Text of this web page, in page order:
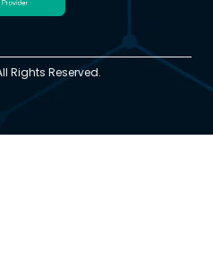
Rights Reserved.